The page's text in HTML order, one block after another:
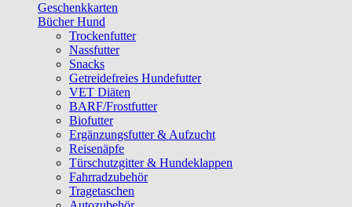
Geschenkkarten
Bücher Hund
Trockenfutter
Nassfutter
Snacks
Getreidefreies Hundefutter
VET Diäten
BARF/Frostfutter
Biofutter
Ergänzungsfutter & Aufzucht
Reisenäpfe
Türschutzgitter & Hundeklappen
Fahrradzubehör
Tragetaschen